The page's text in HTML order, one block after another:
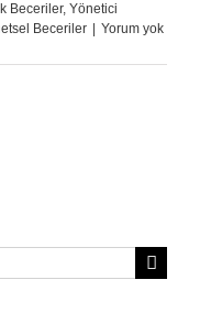
Beceriler, Yönetici
Beceriler
Yorum yok